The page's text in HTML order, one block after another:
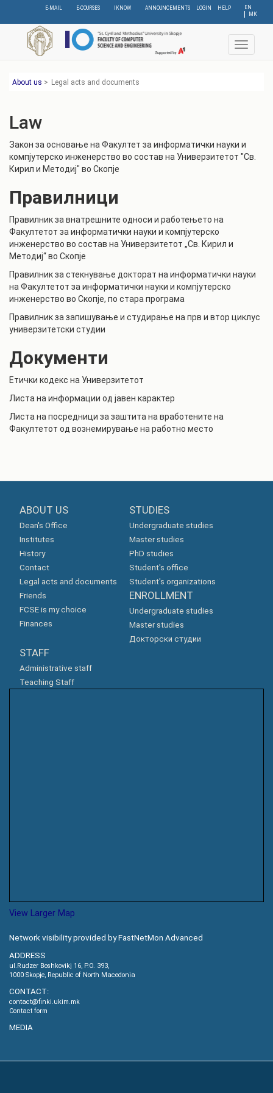
content
EN
МК
E-MAIL E-COURSES IKNOW ANNOUNCEMENTS LOGIN HELP
Toggle
About us > Legal acts and documents
Law
Закон за основање на Факултет за информатички науки и
компјутерско инженерство во состав на Универзитетот "Св.
Кирил и Методиј" во Скопје
Правилници
Правилник за внатрешните односи и работењето на
Факултетот за информатички науки и компјутерско
инженерство во состав на Универзитетот „Св. Кирил и
Методиј“ во Скопје
Правилник за стекнување докторат на информатички науки
на Факултетот за информатички науки и компјутерско
инженерство во Скопје, по стара програма
Правилник за запишување и студирање на прв и втор циклус
универзитетски студии
Документи
Етички кодекс на Универзитетот
Листа на информации од јавен карактер
Листа на посредници за заштита на вработените на
Факултетот од вознемирување на работно место
ABOUT US
Dean's Office
Institutes
History
Contact
Legal acts and documents
Friends
FCSE is my choice
Finances
STUDIES
Undergraduate studies
Master studies
PhD studies
Student's office
Student's organizations
ENROLLMENT
Undergraduate studies
Master studies
Докторски студии
STAFF
Administrative staff
Teaching Staff
View Larger Map
Network visibility provided by FastNetMon Advanced
ADDRESS
ul.Rudzer Boshkovikj 16, P.O. 393,
1000 Skopje, Republic of North Macedonia
CONTACT:
contact@finki.ukim.mk
Contact form
MEDIA